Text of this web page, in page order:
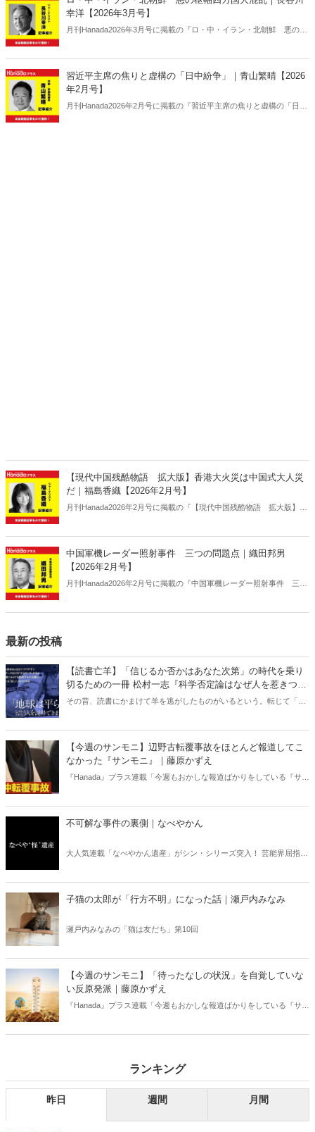
幸洋【2026年3月号】
月刊Hanada2026年3月号に掲載の『ロ・中・イラン・北朝鮮 悪の枢
習近平主席の焦りと虚構の「日中紛争」｜青山繁晴【2026
年2月号】
月刊Hanada2026年2月号に掲載の『習近平主席の焦りと虚構の「日中
【現代中国残酷物語 拡大版】香港大火災は中国式大人災
だ｜福島香織【2026年2月号】
月刊Hanada2026年2月号に掲載の『【現代中国残酷物語 拡大版】香
中国軍機レーダー照射事件 三つの問題点｜織田邦男
【2026年2月号】
月刊Hanada2026年2月号に掲載の『中国軍機レーダー照射事件 三つ
最新の投稿
【読書亡羊】「信じるか否かはあなた次第」の時代を乗り
切るための一冊 松村一志『科学否定論はなぜ人を惹きつけ
るのか』（ちくま新書）｜梶原麻衣子
その昔、読書にかまけて羊を逃がしたものがいるという。転じて「読
ある。元月刊『Hanada』編集部員のライター・梶原がお送りする時事
書評！
【今週のサンモニ】辺野古転覆事故をほとんど報道してこ
なかった『サンモニ』｜藤原かずえ
『Hanada』プラス連載「今週もおかしな報道ばかりをしている『サン
不可解な事件の裏側｜なべやかん
大人気連載「なべやかん遺産」がシン・シリーズ突入！ 芸能界屈指の
信じるか信じないかは、あなた次第！ 芸能ニュース
子猫の太郎が「行方不明」になった話｜瀬戸内みなみ
瀬戸内みなみの「猫は友だち」第10回
【今週のサンモニ】「待ったなしの状況」を自覚していな
い反原発派｜藤原かずえ
『Hanada』プラス連載「今週もおかしな報道ばかりをしている『サン
ランキング
昨日 週間 月間